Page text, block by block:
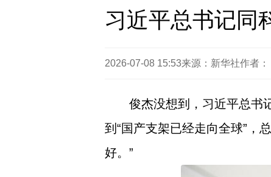
习近平总书记同
2026-07-08 15:53来源：新华社作者：
俊杰没想到，习近平总书
到“国产支架已经走向全球”，
好。”